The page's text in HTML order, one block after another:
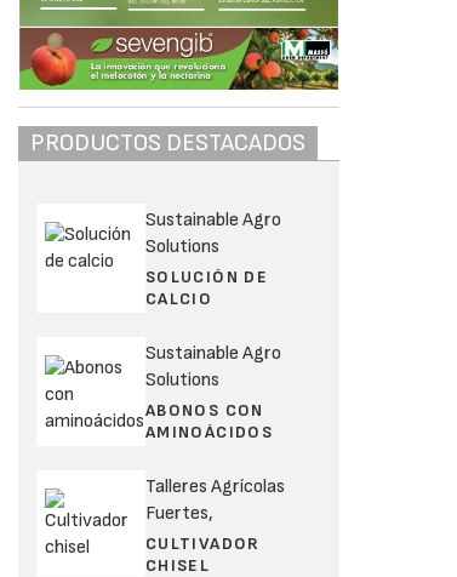
PRODUCTOS DESTACADOS
Sustainable Agro
Solutions
SOLUCIÓN DE
CALCIO
Sustainable Agro
Solutions
ABONOS CON
AMINOÁCIDOS
Talleres Agrícolas
Fuertes,
CULTIVADOR
CHISEL